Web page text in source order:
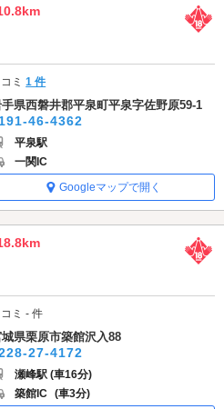
コミ1 件
県西磐井郡平泉町平泉字佐野原59-1
46-4362
平泉駅
一関IC
Googleマップで開く
ミ - 件
県栗原市築館沢入88
27-4172
瀬峰駅 (車16分)
築館IC (車3分)